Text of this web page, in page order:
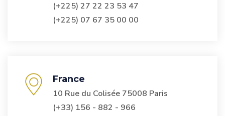
(+225) 27 22 23 53 47
(+225) 07 67 35 00 00
France
10 Rue du Colisée 75008 Paris
(+33) 156 - 882 - 966